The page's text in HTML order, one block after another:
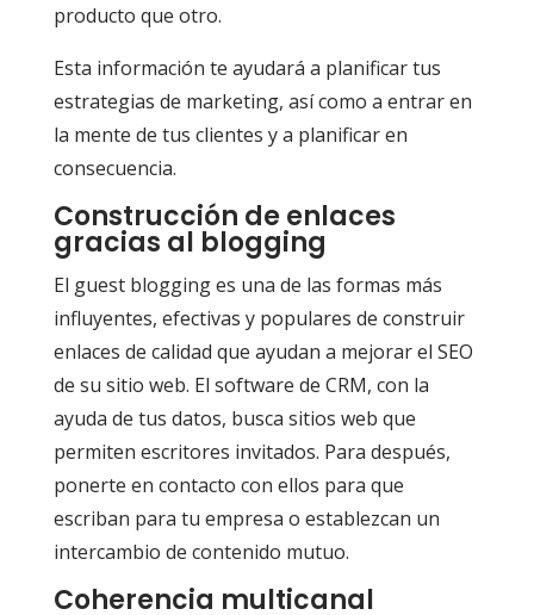
producto que otro.
Esta información te ayudará a planificar tus
estrategias de marketing, así como a entrar en
la mente de tus clientes y a planificar en
consecuencia.
Construcción de enlaces
gracias al blogging
El guest blogging es una de las formas más
influyentes, efectivas y populares de construir
enlaces de calidad que ayudan a mejorar el SEO
de su sitio web. El software de CRM, con la
ayuda de tus datos, busca sitios web que
permiten escritores invitados. Para después,
ponerte en contacto con ellos para que
escriban para tu empresa o establezcan un
intercambio de contenido mutuo.
Coherencia multicanal